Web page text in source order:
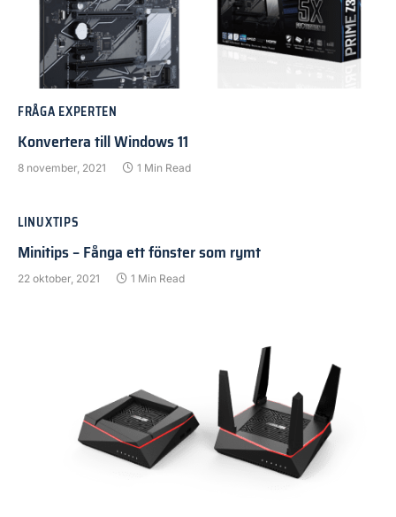
FRÅGA EXPERTEN
Konvertera till Windows 11
8 november, 2021 1 Min Read
LINUXTIPS
Minitips – Fånga ett fönster som rymt
22 oktober, 2021 1 Min Read